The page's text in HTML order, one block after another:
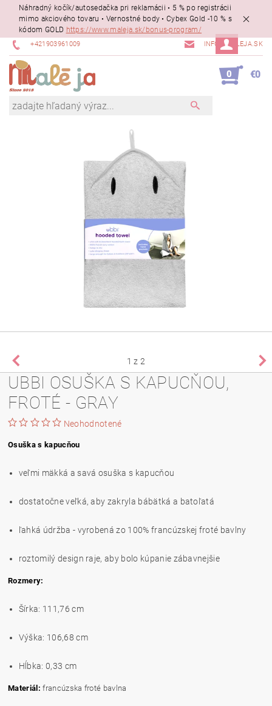
Náhradný kočík/autosedačka pri reklamácii • 5 % po registrácii
mimo akciového tovaru • Vernostné body • Cybex Gold -10 % s
kódom GOLD https://www.maleja.sk/bonus-program/
+421903961009 INFO@MALEJA.SK
0 €0
1 z 2
UBBI OSUŠKA S KAPUCŇOU,
FROTÉ - GRAY
Neohodnotené
Osuška s kapucňou
veľmi mäkká a savá osuška s kapucňou
dostatočne veľká, aby zakryla bábätká a batoľatá
ľahká údržba - vyrobená zo 100% francúzskej froté bavlny
roztomilý design raje, aby bolo kúpanie zábavnejšie
Rozmery:
Šírka: 111,76 cm
Výška: 106,68 cm
Hĺbka: 0,33 cm
Materiál: francúzska froté bavlna